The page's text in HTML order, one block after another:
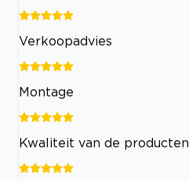
Verkoopadvies
Montage
Kwaliteit van de producten